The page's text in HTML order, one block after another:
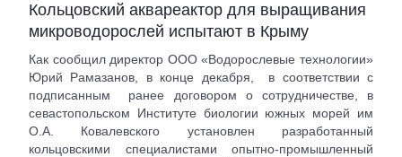
Кольцовский аквареактор для выращивания
микроводорослей испытают в Крыму
Как сообщил директор ООО «Водорослевые технологии»
Юрий Рамазанов, в конце декабря, в соответствии с
подписанным ранее договором о сотрудничестве, в
севастопольском Институте биологии южных морей им
О.А. Ковалевского установлен разработанный
кольцовскими специалистами опытно-промышленный